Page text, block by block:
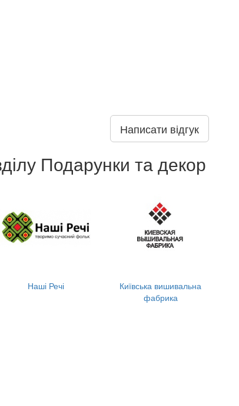
Написати відгук
Подарунки та декор
Наші Речі
Київська вишивальна
фабрика